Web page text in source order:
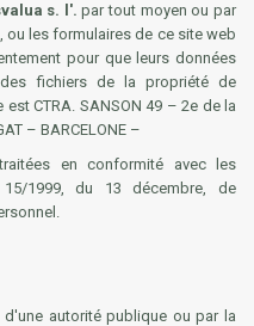
s. l'.par tout moyen ou par
ou les formulaires de ce site web
pour que leurs données
fichiers de la propriété de
CTRA. SANSON 49 – 2e de la
– BARCELONE –
en conformité avec les
1999, du 13 décembre, de
autorité publique ou par la